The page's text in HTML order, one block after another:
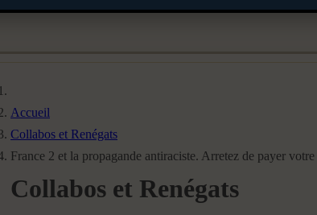
Accueil
Collabos et Renégats
France 2 et la propagande antiraciste. Arretez de payer
Collabos et Renégats